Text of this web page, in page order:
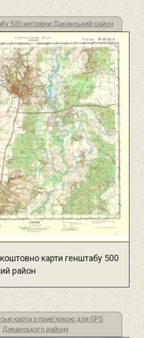
500 метрівки Диканський район
карти генштабу 500
район
карти з прив'язкою для GPS
Диканського району